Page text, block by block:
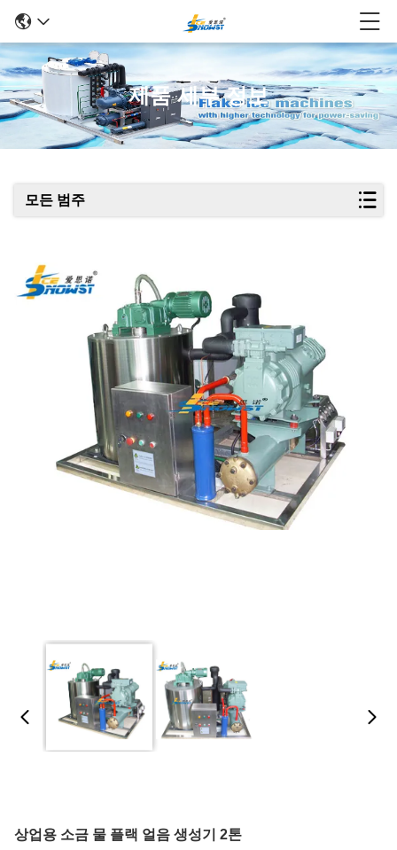
제품 세부 정보
모든 범주
상업용 소금 물 플랙 얼음 생성기 2톤